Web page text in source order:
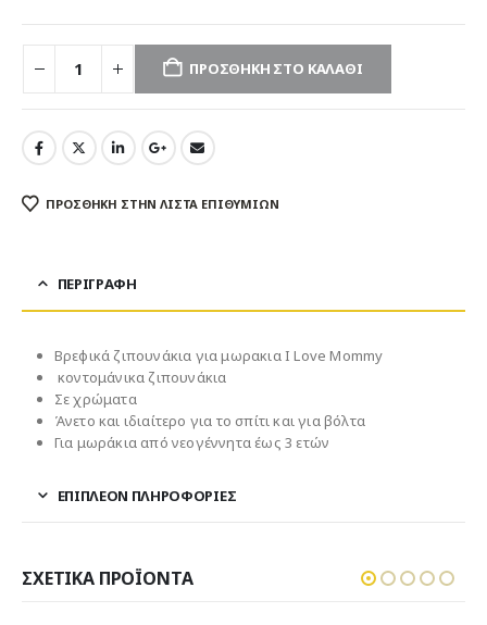
ΠΡΟΣΘΉΚΗ ΣΤΟ ΚΑΛΆΘΙ
ΠΡΌΣΘΉΚΗ ΣΤΗΝ ΛΊΣΤΑ ΕΠΙΘΥΜΙΏΝ
ΠΕΡΙΓΡΑΦΉ
Βρεφικά ζιπουνάκια για μωρακια I Love Mοmmy
κοντομάνικα ζιπουνάκια
Σε χρώματα
Άνετο και ιδιαίτερο για το σπίτι και για βόλτα
Για μωράκια από νεογέννητα έως 3 ετών
ΕΠΙΠΛΈΟΝ ΠΛΗΡΟΦΟΡΊΕΣ
ΣΧΕΤΙΚΆ ΠΡΟΪΌΝΤΑ